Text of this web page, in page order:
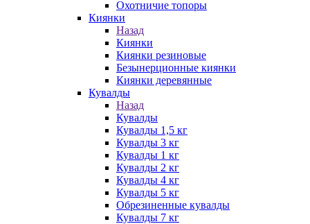
Охотничие топоры
Киянки
Назад
Киянки
Киянки резиновые
Безынерционные киянки
Киянки деревянные
Кувалды
Назад
Кувалды
Кувалды 1,5 кг
Кувалды 3 кг
Кувалды 1 кг
Кувалды 2 кг
Кувалды 4 кг
Кувалды 5 кг
Обрезиненные кувалды
Кувалды 7 кг